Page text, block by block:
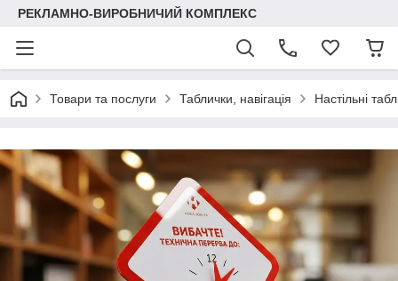
РЕКЛАМНО-ВИРОБНИЧИЙ КОМПЛЕКС
Товари та послуги Таблички, навігація Настільні